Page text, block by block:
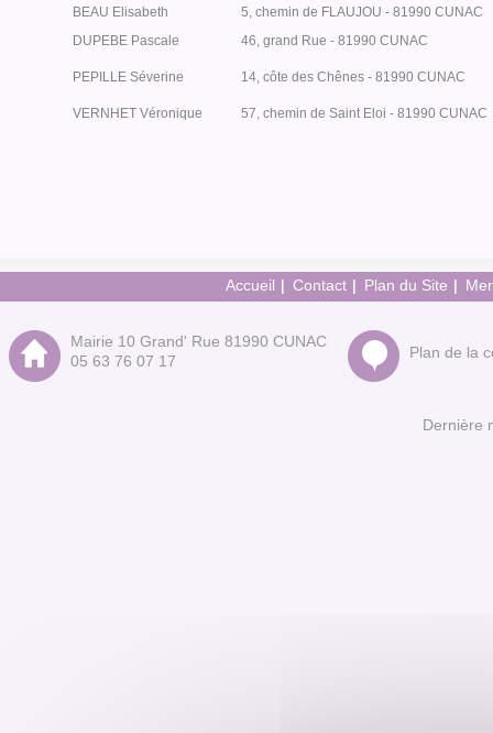
BEAU Elisabeth
5, chemin de FLAUJOU - 81990 CUNAC
DUPEBE Pascale
46, grand Rue - 81990 CUNAC
PEPILLE Séverine 14, côte des Chênes - 81990 CUNAC
VERNHET Véronique 57, chemin de Saint Eloi - 81990 CUNAC
Accueil Contact Plan du Site
Mairie 10 Grand' Rue 81990 CUNAC
05 63 76 07 17
Plan de la
Dernière